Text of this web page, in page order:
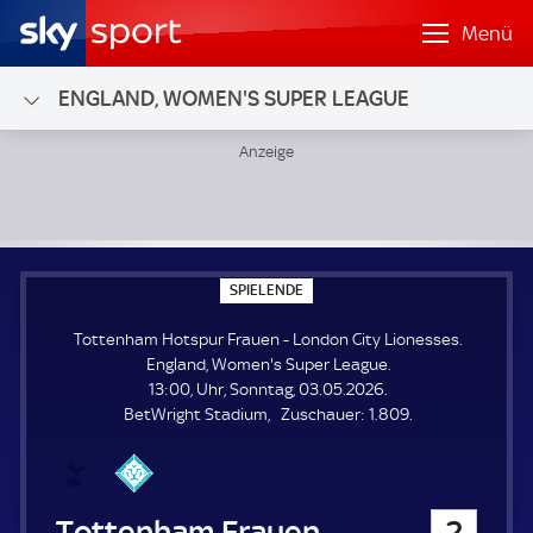
Menü
ENGLAND, WOMEN'S SUPER LEAGUE
SPIELENDE
P
E
E
N
E
Tottenham Hotspur Frauen - London City Lionesses.
England, Women's Super League.
13:00, Uhr, Sonntag, 03.05.2026.
BetWright Stadium
Zuschauer: Z1.809.